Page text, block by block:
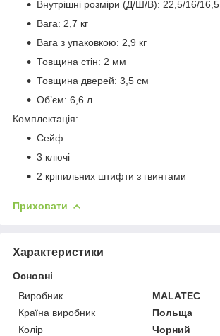
Внутрішні розміри (Д/Ш/В): 22,5/16/16,5
Вага: 2,7 кг
Вага з упаковкою: 2,9 кг
Товщина стін: 2 мм
Товщина дверей: 3,5 см
Об’єм: 6,6 л
Комплектація:
Сейф
3 ключі
2 кріпильних штифти з гвинтами
Приховати
Характеристики
Основні
Виробник
MALATEC
Країна виробник
Польща
Колір
Чорний